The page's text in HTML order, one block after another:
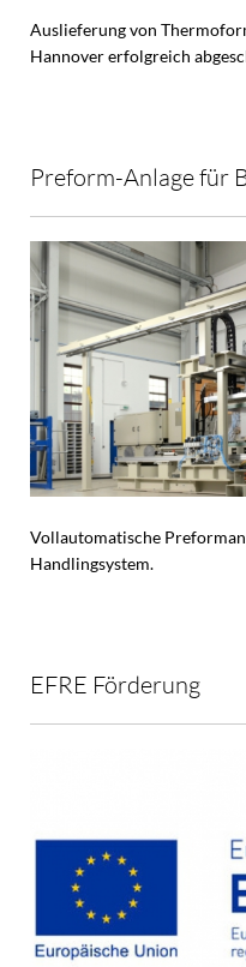
Auslieferung von
Hannover erfolgreich
Preform-Anlage für
Vollautomatische
Handlingsystem.
EFRE Förderung